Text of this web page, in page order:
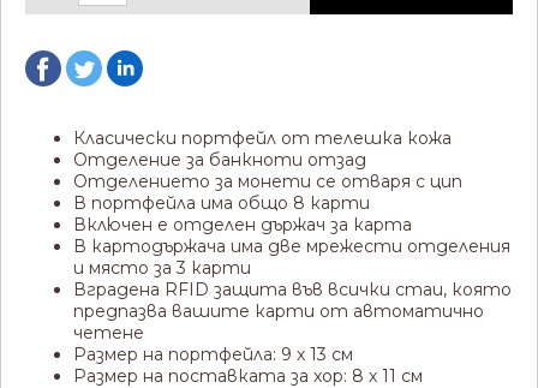
Класически портфейл от телешка кожа
Отделение за банкноти отзад
Отделението за монети се отваря с цип
В портфейла има общо 8 карти
Включен е отделен държач за карта
В картодържача има две мрежести отделения
и място за 3 карти
Вградена RFID защита във всички стаи, която
предпазва вашите карти от автоматично
четене
Размер на портфейла: 9 х 13 см
Размер на поставката за хор: 8 х 11 см